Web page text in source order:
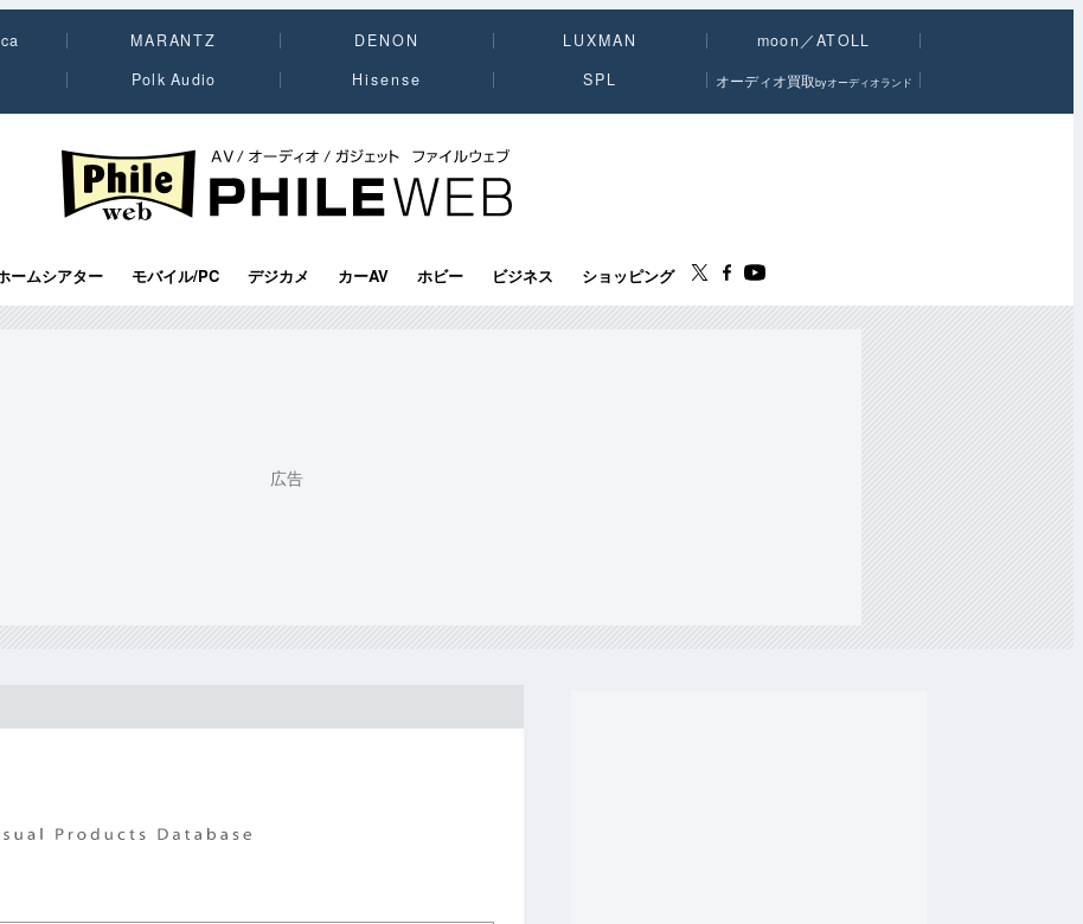
MARANTZ DENON LUXMAN
moon／ATOLL
Polk Audio Hisense SPL オーディオ買取byオーディオランド
PHILE WEB｜AV/オーディオ/ガジェット
ームシアター モバイル/PC デジカメ カーAV ホビー ビジネス ショッピング